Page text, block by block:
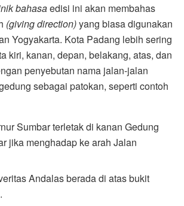
bahasaedisi ini akan membahas
(giving direction)yang biasa digunakan
Yogyakarta. Kota Padang lebih sering
kiri, kanan, depan, belakang, atas, dan
penyebutan nama jalan-jalan
sebagai patokan, seperti contoh
Sumbar terletak di kanan Gedung
jika menghadap ke arah Jalan
Andalas berada di atas bukit